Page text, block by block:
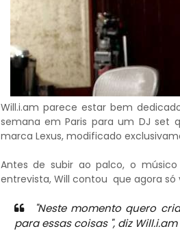
Will.i.am parece estar bem
semana em Paris para um DJ set
marca Lexus, modificado
Antes de subir ao palco, o
entrevista, Will contou que agora só
"Neste momento quero
para essas coisas ", diz Will.i.am